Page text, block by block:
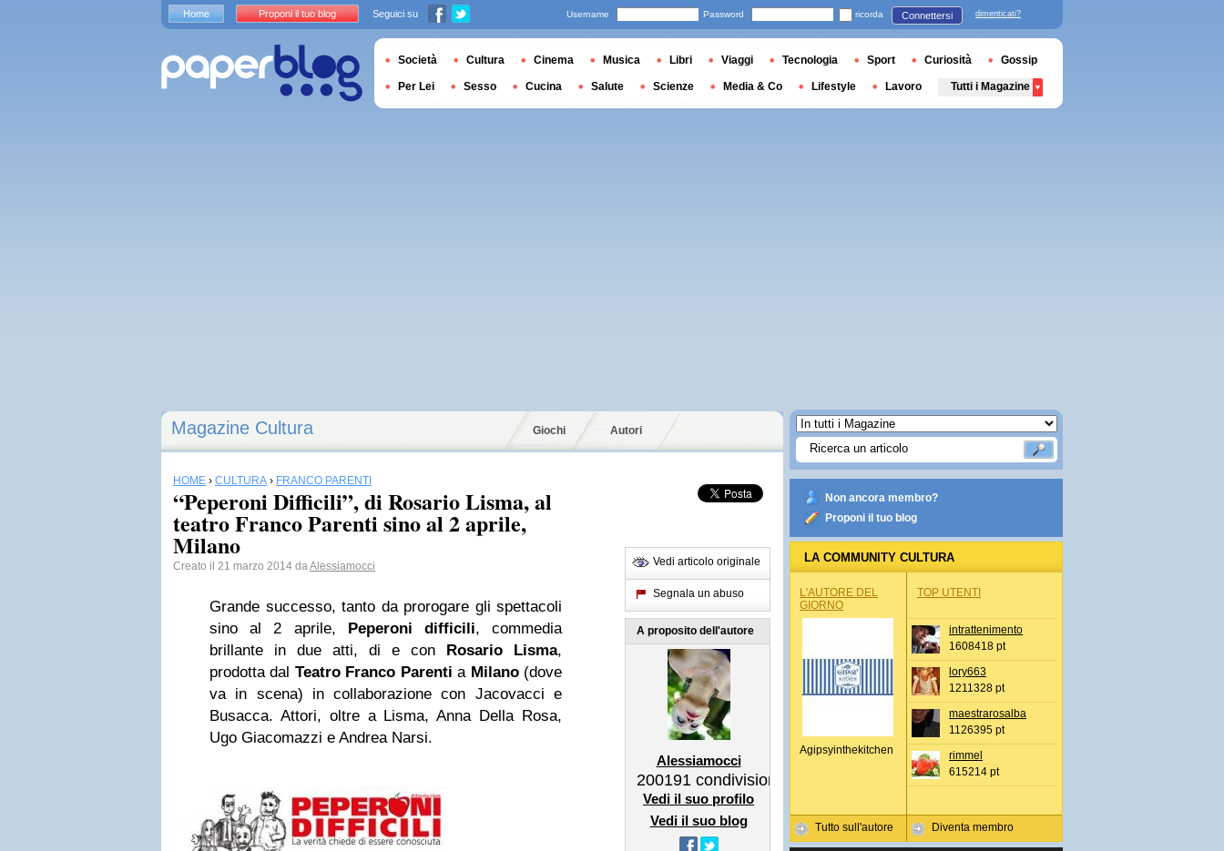
Magazine Cultura Giochi Autori
HOME › CULTURA › FRANCO PARENTI
“Peperoni Difficili”, di Rosario Lisma, al
teatro Franco Parenti sino al 2 aprile,
Milano
Creato il 21 marzo 2014 daAlessiamocci
Grande successo, tanto da prorogare gli spettacoli
sino al 2 aprile, Peperoni difficili, commedia
brillante in due atti, di e con Rosario Lisma,
prodotta dal Teatro Franco Parenti a Milano(dove
va in scena) in collaborazione con Jacovacci e
Busacca. Attori, oltre a Lisma, Anna Della Rosa,
Ugo Giacomazzi e Andrea Narsi.
Vedi articolo originale
Segnala un abuso
A proposito dell'autore
Alessiamocci
200191 condivisioni
Vedi il suo profilo
Vedi il suo blog
Non ancora membro?
Proponi il tuo blog
LA COMMUNITY CULTURA
L'AUTORE DEL
GIORNO
Agipsyinthekitchen
Tutto sull'autore
TOP UTENTI
intrattenimento
1608418 pt
lory663
1211328 pt
maestrarosalba
1126395 pt
rimmel
615214 pt
Diventa membro
Home Proponi il tuo blog Seguici su Username Password ricorda Connettersi dimenticati?
Società Cultura Cinema Musica Libri Viaggi Tecnologia Sport Curiosità Gossip
Per Lei Sesso Cucina Salute Scienze Media & Co Lifestyle Lavoro Tutti i Magazine